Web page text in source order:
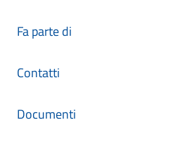
Fa parte di
Contatti
Documenti